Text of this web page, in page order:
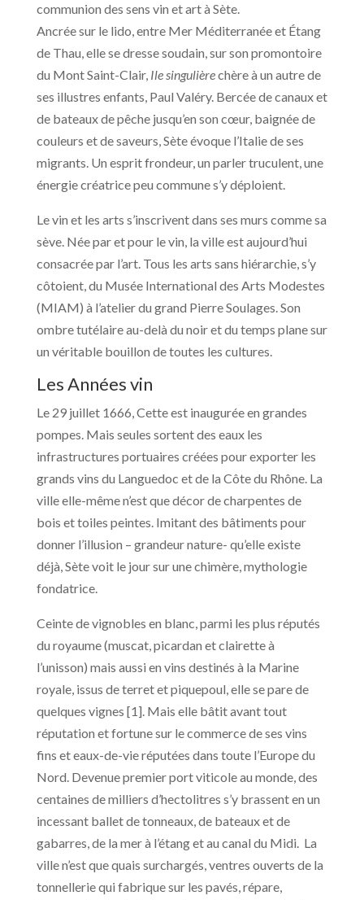
communion des sens vin et art à Sète.
Ancrée sur le lido, entre Mer Méditerranée et Étang
de Thau, elle se dresse soudain, sur son promontoire
du Mont Saint-Clair, Ile singulièrechère à un autre de
ses illustres enfants, Paul Valéry. Bercée de canaux et
de bateaux de pêche jusqu’en son cœur, baignée de
couleurs et de saveurs, Sète évoque l’Italie de ses
migrants. Un esprit frondeur, un parler truculent, une
énergie créatrice peu commune s’y déploient.
Le vin et les arts s’inscrivent dans ses murs comme sa
sève. Née par et pour le vin, la ville est aujourd’hui
consacrée par l’art. Tous les arts sans hiérarchie, s’y
côtoient, du Musée International des Arts Modestes
(MIAM) à l’atelier du grand Pierre Soulages. Son
ombre tutélaire au-delà du noir et du temps plane sur
un véritable bouillon de toutes les cultures.
Les Années vin
Le 29 juillet 1666, Cette est inaugurée en grandes
pompes. Mais seules sortent des eaux les
infrastructures portuaires créées pour exporter les
grands vins du Languedoc et de la Côte du Rhône. La
ville elle-même n’est que décor de charpentes de
bois et toiles peintes. Imitant des bâtiments pour
donner l’illusion – grandeur nature- qu’elle existe
déjà, Sète voit le jour sur une chimère, mythologie
fondatrice.
Ceinte de vignobles en blanc, parmi les plus réputés
du royaume (muscat, picardan et clairette à
l’unisson) mais aussi en vins destinés à la Marine
royale, issus de terret et piquepoul, elle se pare de
quelques vignes [1]. Mais elle bâtit avant tout
réputation et fortune sur le commerce de ses vins
fins et eaux-de-vie réputées dans toute l’Europe du
Nord. Devenue premier port viticole au monde, des
centaines de milliers d’hectolitres s’y brassent en un
incessant ballet de tonneaux, de bateaux et de
gabarres, de la mer à l’étang et au canal du Midi. La
ville n’est que quais surchargés, ventres ouverts de la
tonnellerie qui fabrique sur les pavés, répare,